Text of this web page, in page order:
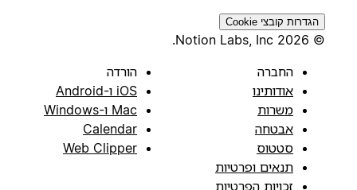
הגדרות קובצי Cookie
© 2026 Notion Labs, Inc.
החברה
אודותינו
משרות
אבטחה
סטטוס
תנאים ופרטיות
זכויות הפרטיות
הורדה
iOS ו-Android
Mac ו-Windows
Calendar
Web Clipper